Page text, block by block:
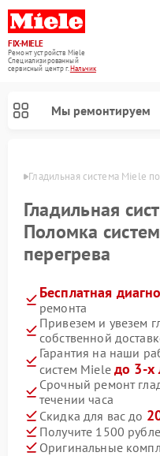
FIX-MIELE
Ремонт устройств Miele
Специализированный
cервисный центр г.Нальчик
Мы ремонтируем
Гладильная система Miele
Гладильная
Поломка
перегрева
Бесплатная
ремонта
Привезем и увезем
собственной
Гарантия на наши
систем Miele до 3-х
Срочный ремонт
течении часа
Скидка для вас до
Получите 1500
Оригинальные